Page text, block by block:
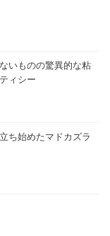
いものの驚異的な粘
ィシー
ち始めたマドカズラ